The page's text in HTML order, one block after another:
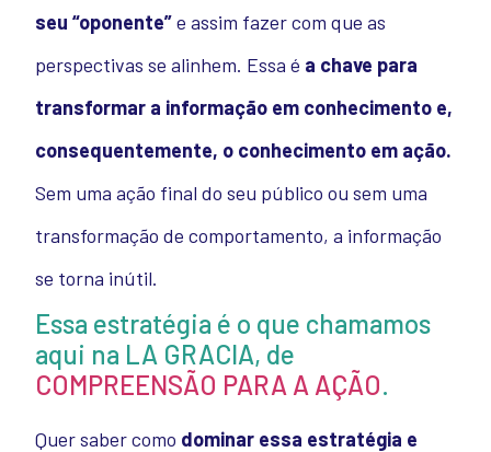
seu “oponente”e assim fazer com que as
perspectivas se alinhem. Essa é a chave para
transformar a informação em conhecimento e,
consequentemente, o conhecimento em ação.
Sem uma ação final do seu público ou sem uma
transformação de comportamento, a informação
se torna inútil.
Essa estratégia é o que chamamos
aqui na LA GRACIA, de
COMPREENSÃO PARA A AÇÃO.
Quer saber como dominar essa estratégia e